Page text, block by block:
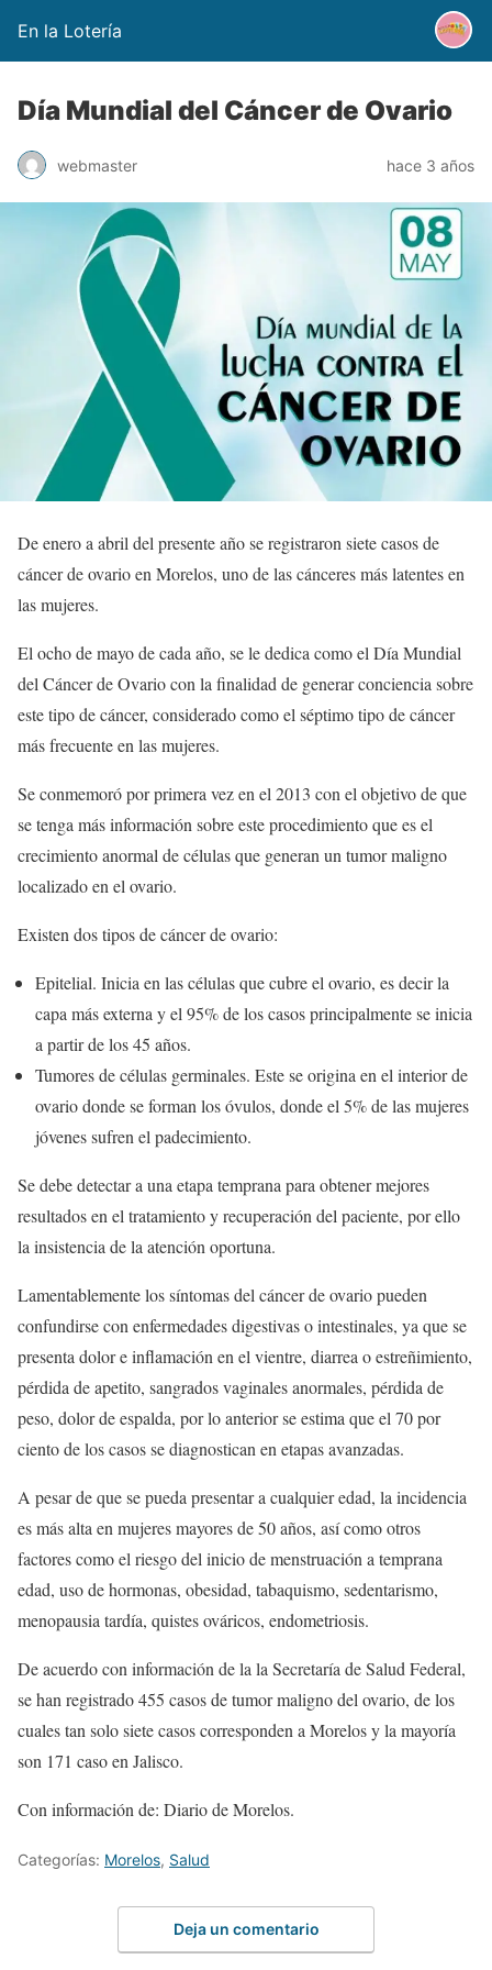
En la Lotería
Día Mundial del Cáncer de Ovario
webmaster hace 3 años
De enero a abril del presente año se registraron siete casos de
cáncer de ovario en Morelos, uno de las cánceres más latentes en
las mujeres.
El ocho de mayo de cada año, se le dedica como el Día Mundial
del Cáncer de Ovario con la finalidad de generar conciencia sobre
este tipo de cáncer, considerado como el séptimo tipo de cáncer
más frecuente en las mujeres.
Se conmemoró por primera vez en el 2013 con el objetivo de que
se tenga más información sobre este procedimiento que es el
crecimiento anormal de células que generan un tumor maligno
localizado en el ovario.
Existen dos tipos de cáncer de ovario:
Epitelial. Inicia en las células que cubre el ovario, es decir la
capa más externa y el 95% de los casos principalmente se inicia
a partir de los 45 años.
Tumores de células germinales. Este se origina en el interior de
ovario donde se forman los óvulos, donde el 5% de las mujeres
jóvenes sufren el padecimiento.
Se debe detectar a una etapa temprana para obtener mejores
resultados en el tratamiento y recuperación del paciente, por ello
la insistencia de la atención oportuna.
Lamentablemente los síntomas del cáncer de ovario pueden
confundirse con enfermedades digestivas o intestinales, ya que se
presenta dolor e inflamación en el vientre, diarrea o estreñimiento,
pérdida de apetito, sangrados vaginales anormales, pérdida de
peso, dolor de espalda, por lo anterior se estima que el 70 por
ciento de los casos se diagnostican en etapas avanzadas.
A pesar de que se pueda presentar a cualquier edad, la incidencia
es más alta en mujeres mayores de 50 años, así como otros
factores como el riesgo del inicio de menstruación a temprana
edad, uso de hormonas, obesidad, tabaquismo, sedentarismo,
menopausia tardía, quistes ováricos, endometriosis.
De acuerdo con información de la la Secretaría de Salud Federal,
se han registrado 455 casos de tumor maligno del ovario, de los
cuales tan solo siete casos corresponden a Morelos y la mayoría
son 171 caso en Jalisco.
Con información de: Diario de Morelos.
Categorías: Morelos, Salud
Deja un comentario